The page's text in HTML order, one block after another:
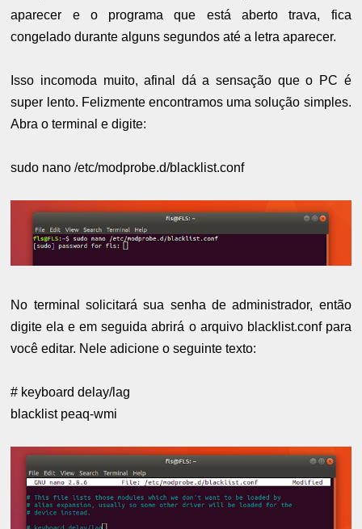
aparecer e o programa que está aberto trava, fica
congelado durante alguns segundos até a letra aparecer.
Isso incomoda muito, afinal dá a sensação que o PC é
super lento. Felizmente encontramos uma solução simples.
Abra o terminal e digite:
sudo nano /etc/modprobe.d/blacklist.conf
No terminal solicitará sua senha de administrador, então
digite ela e em seguida abrirá o arquivo blacklist.conf para
você editar. Nele adicione o seguinte texto:
# keyboard delay/lag
blacklist peaq-wmi